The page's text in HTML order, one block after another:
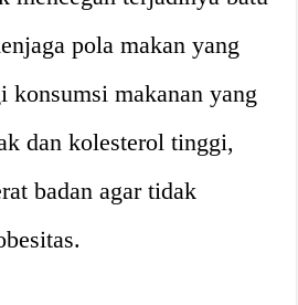
pola makan yang
konsumsi makanan yang
dan kolesterol tinggi,
badan agar tidak